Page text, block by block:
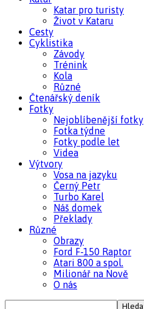
Katar pro turisty
Život v Kataru
Cesty
Cyklistika
Závody
Trénink
Kola
Různé
Čtenářský deník
Fotky
Nejoblíbenější fotky
Fotka týdne
Fotky podle let
Videa
Výtvory
Vosa na jazyku
Černý Petr
Turbo Karel
Náš domek
Překlady
Různé
Obrazy
Ford F-150 Raptor
Atari 800 a spol.
Milionář na Nově
O nás